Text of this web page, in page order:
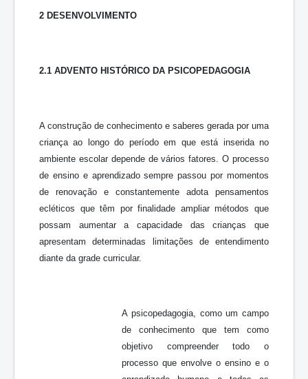
2 DESENVOLVIMENTO
2.1 ADVENTO HISTÓRICO DA PSICOPEDAGOGIA
A construção de conhecimento e saberes gerada por uma
criança ao longo do período em que está inserida no
ambiente escolar depende de vários fatores. O processo
de ensino e aprendizado sempre passou por momentos
de renovação e constantemente adota pensamentos
ecléticos que têm por finalidade ampliar métodos que
possam aumentar a capacidade das crianças que
apresentam determinadas limitações de entendimento
diante da grade curricular.
A psicopedagogia, como um campo
de conhecimento que tem como
objetivo compreender todo o
processo que envolve o ensino e o